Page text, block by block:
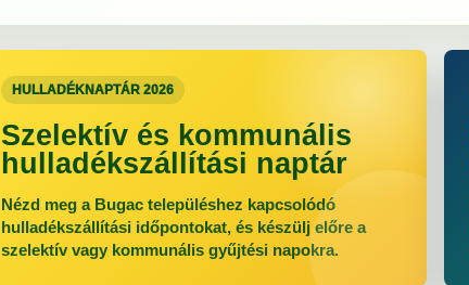
HULLADÉKNAPTÁR 2026
Szelektív és kommunális
hulladékszállítási naptár
Nézd meg a Bugac településhez kapcsolódó
hulladékszállítási időpontokat, és készülj előre a
szelektív vagy kommunális gyűjtési napokra.